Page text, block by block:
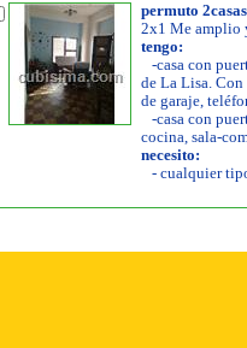
permuto
2x1 Me amplio
tengo:
-casa con
de La Lisa.
de garaje,
-casa con
cocina, sala-
necesito:
- cualquier